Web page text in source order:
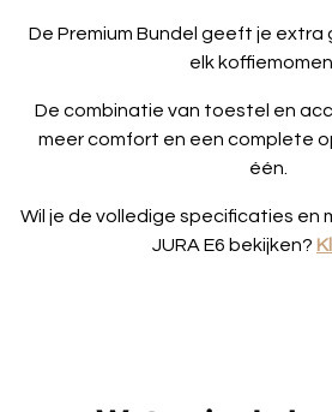
De Premium Bundel geeft je extra
elk
De combinatie van toestel en
meer comfort en een complete
één.
Wil je de volledige specificaties en
JURA E6 bekijken?